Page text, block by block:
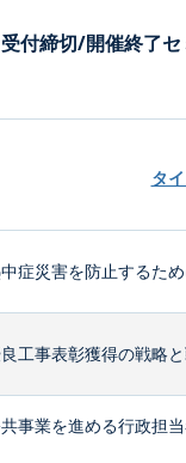
受付締切/開催終了セ
タ
症災害を防止するた
工事表彰獲得の戦略
共事業を進める行政担